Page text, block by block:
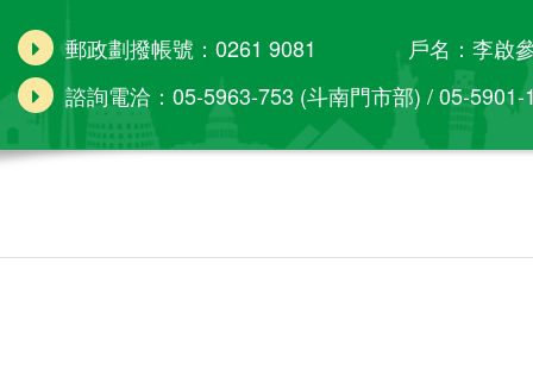
郵政劃撥帳號：0261 9081 戶名：李啟
諮詢電洽：05-5963-753 (斗南門市部) / 05-